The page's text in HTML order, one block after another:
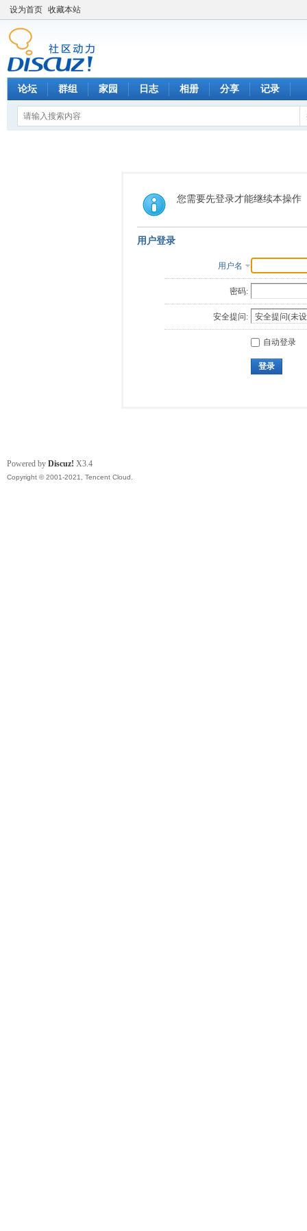
设为首页 收藏本站
论坛 群组 家园 日志 相册 分享 记录
您需要先登录才能继续本操作
用户登录
用户名
密码:
安全提问:
自动登录
登录
Powered by Discuz! X3.4
Copyright © 2001-2021, Tencent Cloud.